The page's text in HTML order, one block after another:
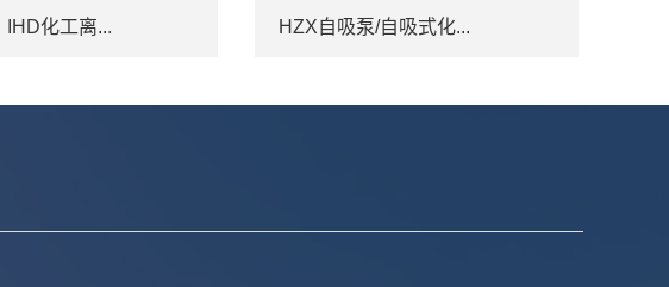
IHD化工离... HZX自吸泵/自吸式化...